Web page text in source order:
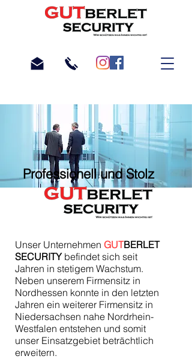
Professionell und Stolz
​Unser Unternehmen GUTBERLET
SECURITYbefindet sich seit
Jahren in stetigem Wachstum.
Neben unserem Firmensitz in
Nordhessen konnte in den letzten
Jahren ein weiterer Firmensitz in
Niedersachsen nahe Nordrhein-
Westfalen entstehen und somit
unser Einsatzgebiet beträchtlich
erweitern.